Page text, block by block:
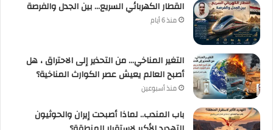
القطار الكهربائي السريع… بين الجدل والفرصة
منذ 6 أيام
التغير المناخي… من التحذير إلى الاحتراق ، هل
أصبح العالم يعيش عصر الكوارث المناخية؟
منذ أسبوعين
باب المندب.. لماذا أصبحت إيران والحوثيون